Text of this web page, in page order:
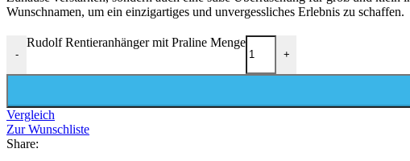
Wunschnamen, um ein einzigartiges und unvergessliches Erlebnis zu schaffen.
-
Rudolf Rentieranhänger mit Praline Menge
+
Vergleich
Zur Wunschliste
Share: